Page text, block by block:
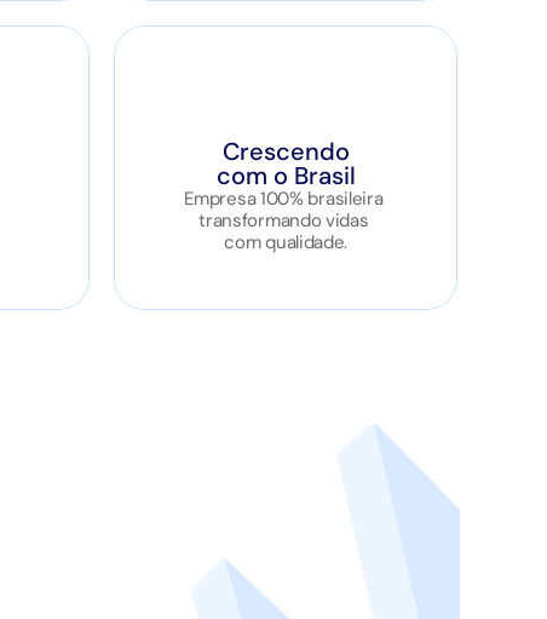
Crescendo
com o Brasil
Empresa 100% brasileira
transformando vidas
com qualidade.